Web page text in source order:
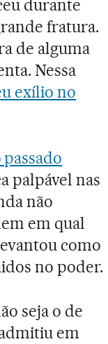
durante
fratura.
de alguma
Nessa
exílio no
palpável nas
não
em qual
como
no poder.
seja o de
em